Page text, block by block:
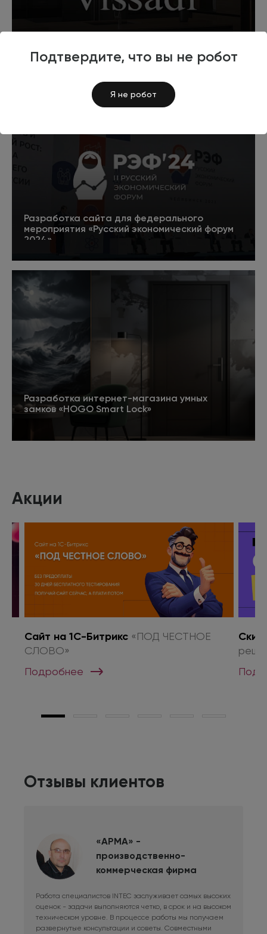
Подтвердите, что вы не робот
Я не робот
Разработка сайта для федерального
мероприятия «Русский экономический форум
2024»
Подробнее 5
Разработка интернет-магазина умных
замков «HOGO Smart Lock»
Подробнее
Акции
Сайт на 1С-Битрикс«ПОД ЧЕСТНОЕ
СЛОВО»
Подробнее
Отзывы клиентов
«АРМА» -
производственно-
коммерческая фирма
Работа специалистов INTEC заслуживает самых высоких
оценок - задачи выполняются четко, в срок и на высоком
техническом уровне. В процессе работы мы получаем
развернутые консультации и советы. Совместными